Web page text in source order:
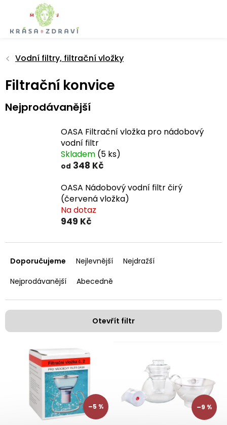
obsah
Vodní filtry, filtrační vložky
Filtrační konvice
Nejprodávanější
OASA Filtrační vložka pro nádobový
vodní filtr
Skladem (5 ks)
od 348 Kč
OASA Nádobový vodní filtr čirý
(červená vložka)
Na dotaz
949 Kč
a
e
í
p
r
Doporučujeme Nejlevnější
Nejdražší
Nejprodávanější
Abecedně
Otevřít filtr
–5 % –9 %